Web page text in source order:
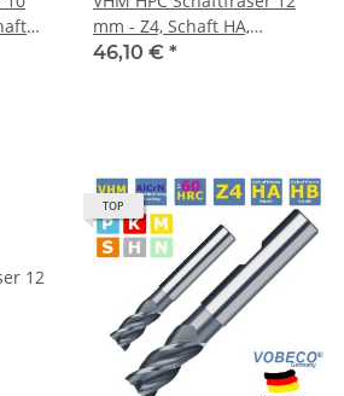
mm - Z4, Schaft HA,
Drallwinkel 35/38° Eckfase
46,10 € *
TOP